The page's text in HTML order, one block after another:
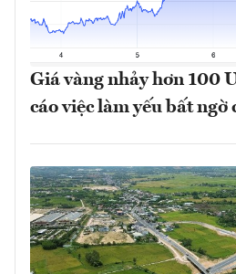
Giá vàng nhảy hơn 100
cáo việc làm yếu bất ngờ